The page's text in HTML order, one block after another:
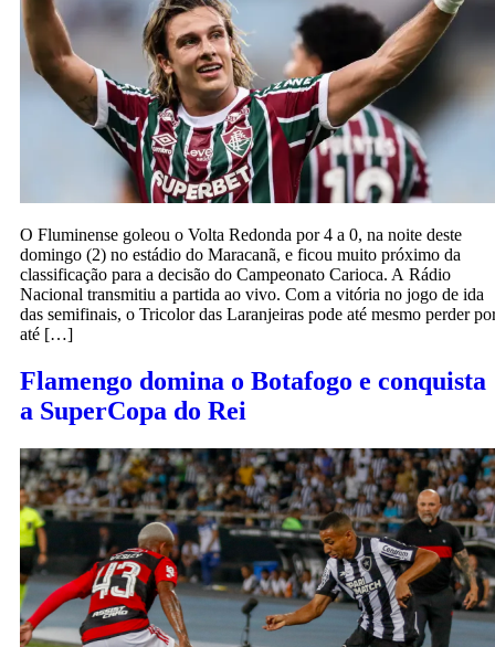
O Fluminense goleou o Volta Redonda por 4 a 0, na noite deste
domingo (2) no estádio do Maracanã, e ficou muito próximo da
classificação para a decisão do Campeonato Carioca. A Rádio
Nacional transmitiu a partida ao vivo. Com a vitória no jogo de ida
das semifinais, o Tricolor das Laranjeiras pode até mesmo perder
até […]
Flamengo domina o Botafogo e conquista
a SuperCopa do Rei